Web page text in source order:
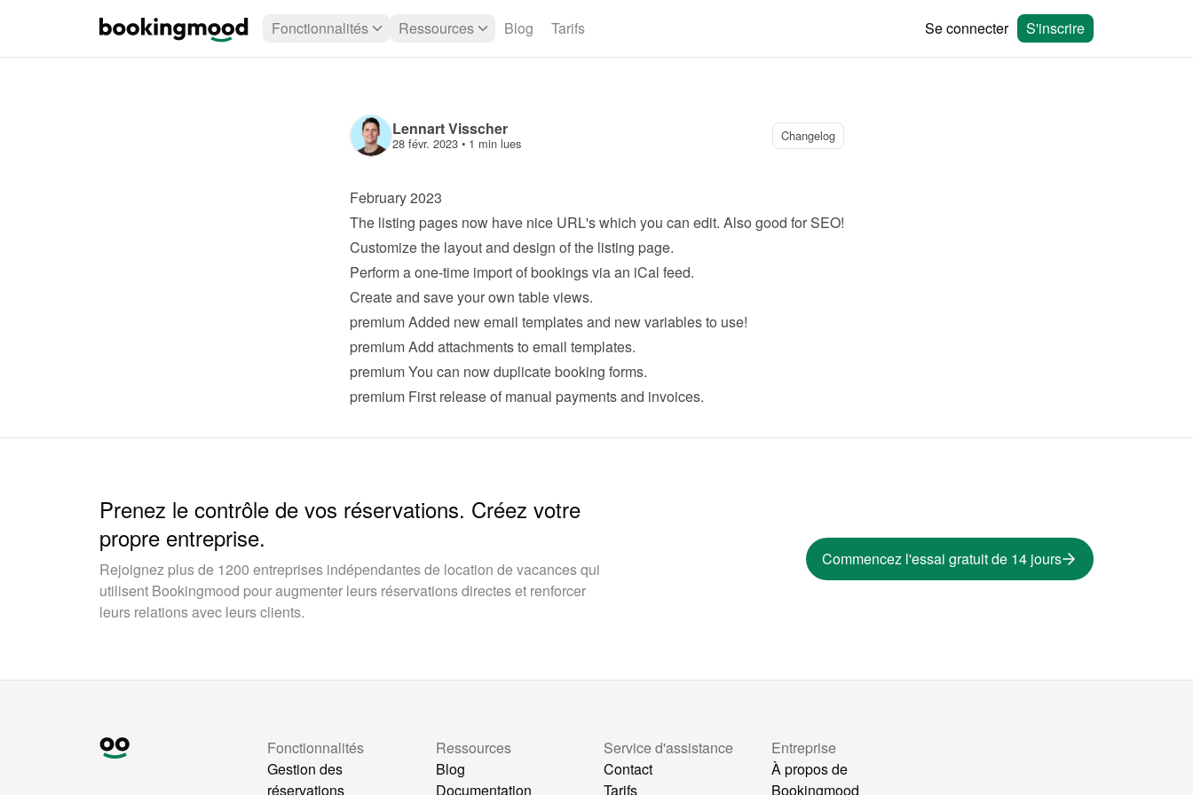
Fonctionnalités Ressources Blog Tarifs Se connecter S'inscrire
Lennart Visscher
28 févr. 2023 • 1 min lues Changelog
February 2023
The listing pages now have nice URL's which you can edit. Also good for SEO!
Customize the layout and design of the listing page.
Perform a one-time import of bookings via an iCal feed.
Create and save your own table views.
premium Added new email templates and new variables to use!
premium Add attachments to email templates.
premium You can now duplicate booking forms.
premium First release of manual payments and invoices.
Prenez le contrôle de vos réservations. Créez votre
propre entreprise.
Rejoignez plus de 1200 entreprises indépendantes de location de vacances qui
utilisent Bookingmood pour augmenter leurs réservations directes et renforcer
leurs relations avec leurs clients.
Commencez l'essai gratuit de 14 jours
Fonctionnalités
Gestion des
réservations
Ressources
Blog
Documentation
Service d'assistance
Contact
Tarifs
Entreprise
À propos de
Bookingmood